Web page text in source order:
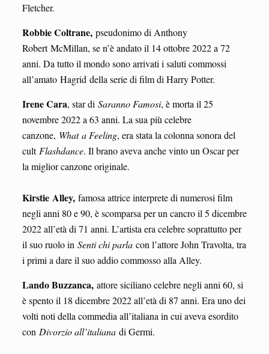
Fletcher.
Robbie Coltrane, pseudonimo di Anthony
Robert McMillan, se n’è andato il 14 ottobre 2022 a 72
anni. Da tutto il mondo sono arrivati i saluti commossi
all’amato Hagrid della serie di film di Harry Potter.
Irene Cara, star di Saranno Famosi, è morta il 25
novembre 2022 a 63 anni. La sua più celebre
canzone, Whata Feeling, era stata la colonna sonora del
cult Flashdance. Il brano aveva anche vinto un Oscar per
la miglior canzone originale.
KirstieAlley, famosa attrice interprete di numerosi film
negli anni 80 e 90, è scomparsa per un cancro il 5 dicembre
2022 all’età di 71 anni. L’artista era celebre soprattutto per
il suo ruolo in Senti chi parlacon l’attore John Travolta, tra
i primi a dare il suo addio commosso alla Alley.
Lando Buzzanca,attore siciliano celebre negli anni 60, si
è spento il 18 dicembre 2022 all’età di 87 anni. Era uno dei
volti noti della commedia all’italiana in cui aveva esordito
con Divorzio all’italianadi Germi.